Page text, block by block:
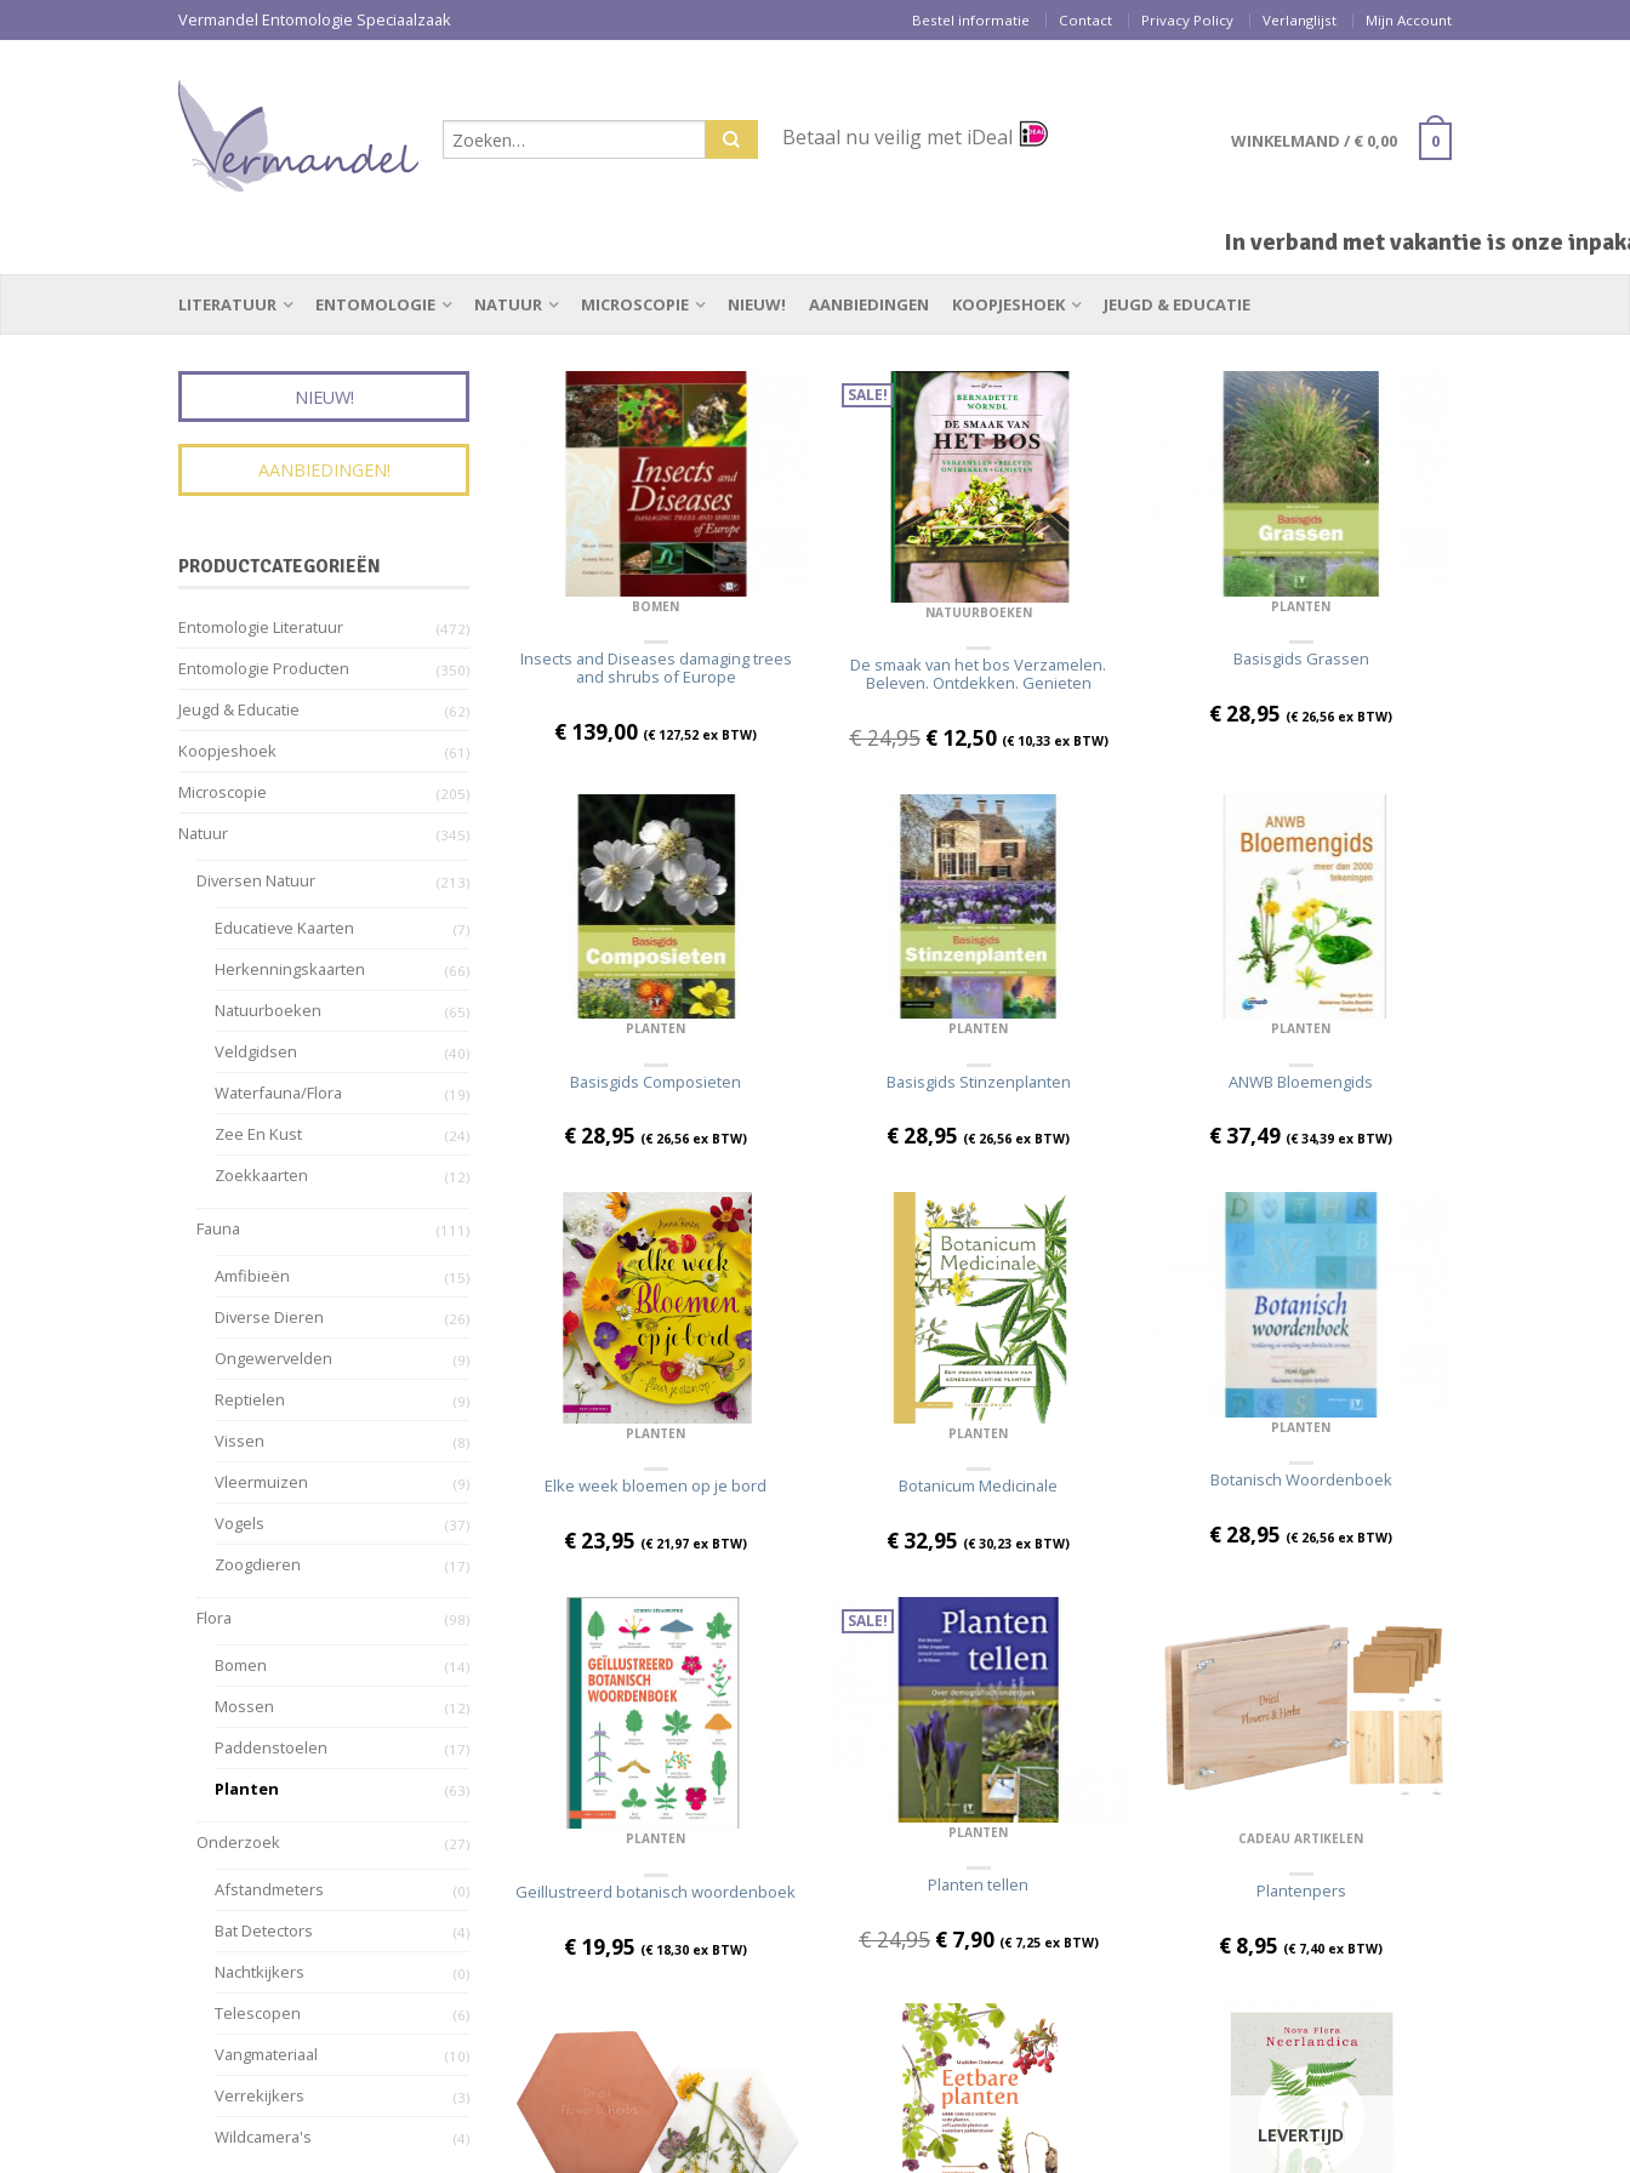
Vermandel Entomologie Speciaalzaak Bestel informatie Contact Privacy Policy Verlanglijst Mijn Account
Betaal nu veilig met iDeal WINKELMAND / € 0,00 0
In verband met vakantie is onze
LITERATUUR ENTOMOLOGIE NATUUR MICROSCOPIE NIEUW! AANBIEDINGEN KOOPJESHOEK JEUGD & EDUCATIE
BOMEN
Insects and Diseases damaging trees
and shrubs of Europe
€ 139,00 (€127,52 ex BTW)
SALE!
NATUURBOEKEN
De smaak van het bos Verzamelen.
Beleven. Ontdekken. Genieten
€24,95 €12,50 (€10,33ex BTW)
PLANTEN
Basisgids Grassen
€ 28,95 (€26,56 ex BTW)
PLANTEN
Basisgids Composieten
€ 28,95 (€26,56 ex BTW)
PLANTEN
Basisgids Stinzenplanten
€ 28,95 (€26,56 ex BTW)
PLANTEN
ANWB Bloemengids
€ 37,49 (€34,39 ex BTW)
PLANTEN
Elke week bloemen op je bord
€ 23,95 (€21,97 ex BTW)
PLANTEN
Botanicum Medicinale
€ 32,95 (€30,23 ex BTW)
PLANTEN
Botanisch Woordenboek
€ 28,95 (€26,56 ex BTW)
PLANTEN
Geillustreerd botanisch woordenboek
€ 19,95 (€18,30 ex BTW)
SALE!
PLANTEN
Planten tellen
€24,95 €7,90 (€7,25ex BTW)
CADEAU ARTIKELEN
Plantenpers
€ 8,95 (€7,40 ex BTW)
LEVERTIJD
NIEUW!
AANBIEDINGEN!
PRODUCTCATEGORIEËN
Entomologie Literatuur (472)
Entomologie Producten (350)
Jeugd & Educatie (62)
Koopjeshoek (61)
Microscopie (205)
Natuur (345)
Diversen Natuur (213)
Educatieve Kaarten (7)
Herkenningskaarten (66)
Natuurboeken (65)
Veldgidsen (40)
Waterfauna/Flora (19)
Zee En Kust (24)
Zoekkaarten (12)
Fauna (111)
Amfibieën (15)
Diverse Dieren (26)
Ongewervelden (9)
Reptielen (9)
Vissen (8)
Vleermuizen (9)
Vogels (37)
Zoogdieren (17)
Flora (98)
Bomen (14)
Mossen (12)
Paddenstoelen (17)
Planten (63)
Onderzoek (27)
Afstandmeters (0)
Bat Detectors (4)
Nachtkijkers (0)
Telescopen (6)
Vangmateriaal (10)
Verrekijkers (3)
Wildcamera's (4)